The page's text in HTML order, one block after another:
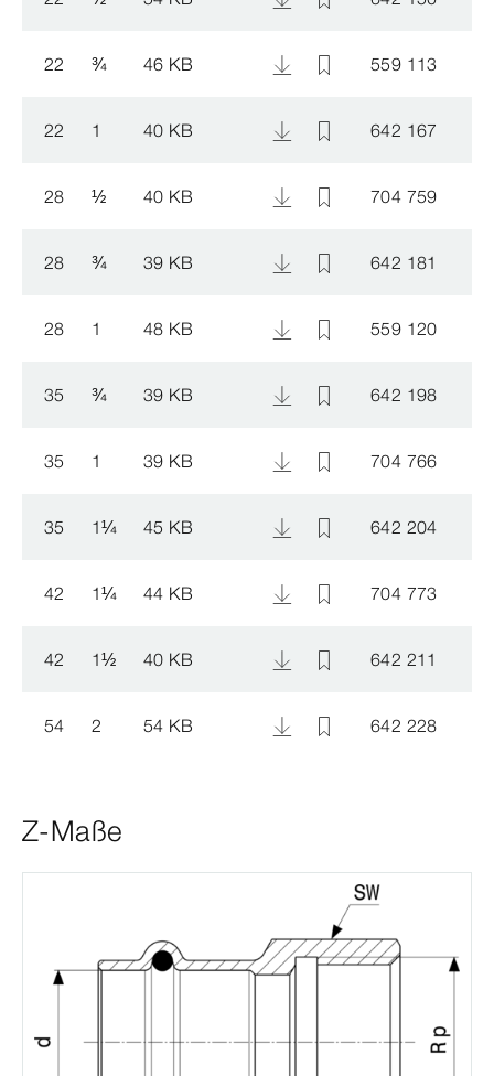
22 ¾ 46 KB 559 113
22 1 40 KB 642 167
28 ½ 40 KB 704 759
28 ¾ 39 KB 642 181
28 1 48 KB 559 120
35 ¾ 39 KB 642 198
35 1 39 KB 704 766
35 1¼ 45 KB 642 204
42 1¼ 44 KB 704 773
42 1½ 40 KB 642 211
54 2 54 KB 642 228
Z-Maße